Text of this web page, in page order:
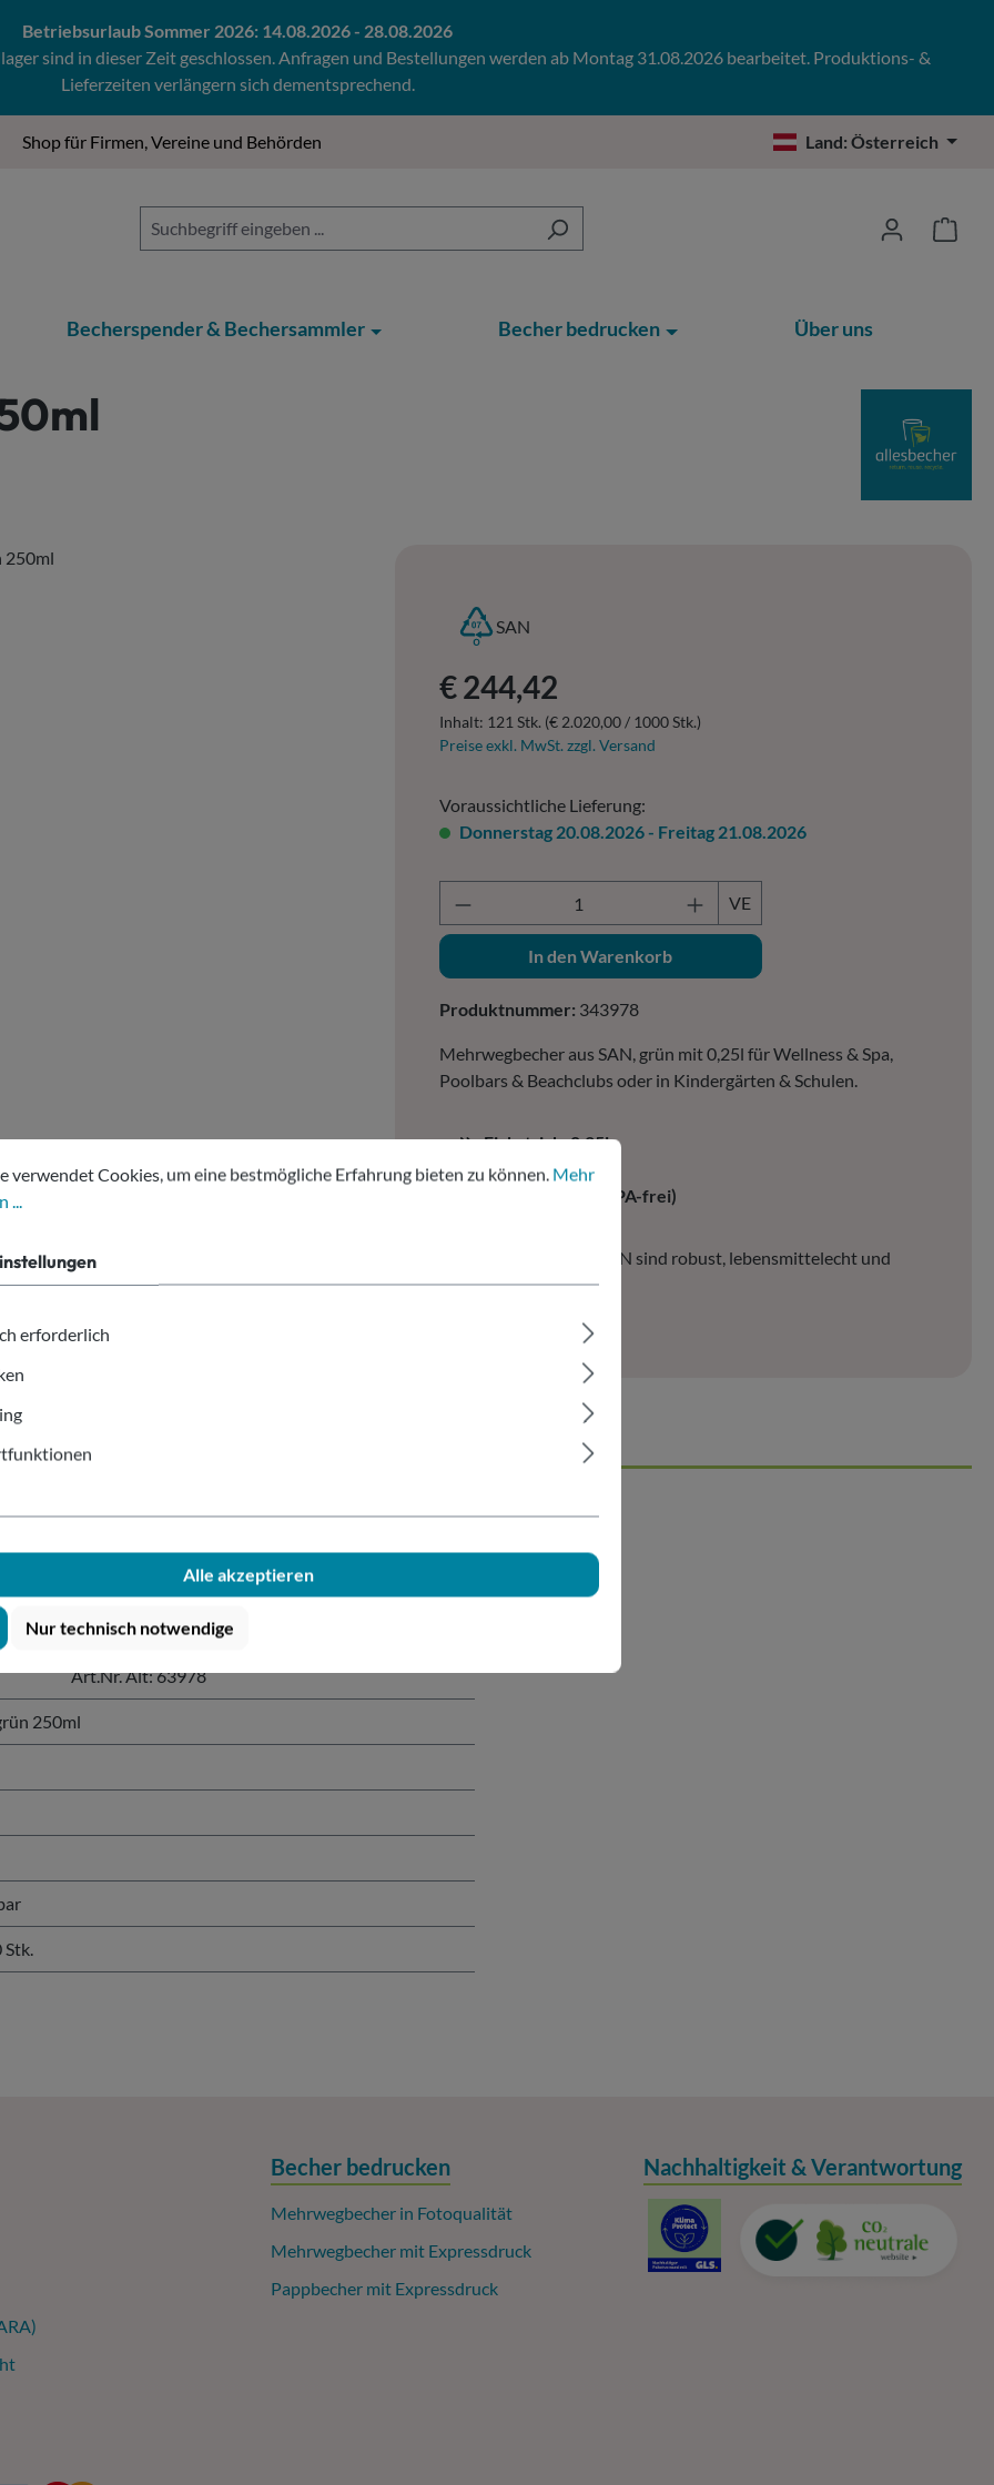
Betriebsurlaub Sommer 2026: 14.08.2026 - 28.08.2026
sind in dieser Zeit geschlossen. Anfragen und Bestellungen werden ab Montag 31.08.2026 bearbeitet. Produktions- &
Lieferzeiten verlängern sich dementsprechend.
Shop für Firmen, Vereine und Behörden Land:Österreich
Becherspender & Bechersammler Becher bedrucken Über uns
SAN
Regulärer Preis:
€ 244,42
Inhalt: 121 Stk. (€ 2.020,00 / 1000 Stk.)
Preise exkl. MwSt. zzgl. Versand
Voraussichtliche Lieferung:
Donnerstag 20.08.2026 - Freitag 21.08.2026
Produkt Anzahl: Gib den gewünschten Wert
VE
In den Warenkorb
Produktnummer: 343978
Mehrwegbecher aus SAN, grün mit 0,25l für Wellness & Spa,
Poolbars & Beachclubs oder in Kindergärten & Schulen.
Eichstrich: 0,25l
121 Stk. pro VPE
Material: SAN (BPA-frei)
Mehrwegbecher aus SAN sind robust, lebensmittelecht und
wiederverwendbar.
grün 250ml"
Art.Nr. Alt: 63978
250ml
Stk.
Becher bedrucken
Mehrwegbecher in Fotoqualität
Mehrwegbecher mit Expressdruck
Pappbecher mit Expressdruck
Nachhaltigkeit & Verantwortung
Cookies, um eine bestmögliche Erfahrung bieten zu können.
Mehr Informationen ...
verwendet Cookies, um eine bestmögliche Erfahrung bieten zu können. Mehr
erforderlich
Alle akzeptieren
Nur technisch notwendige